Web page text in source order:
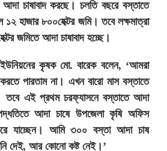
চাষাবাদ করছে। চলতি বছরে বস্তাতে
১২ হাজার ৮০০হেক্টর জমি। তবে লক্ষমাত্রা
জমিতে আদা চাষাবাদ হচ্ছে।
কৃষক মো. বারেক বলেন, ‘আমরা
পারতাম না। এখন বারো মাস বস্তাতে
তবে এই প্রথম চরফ্যাসনে বস্তাতে আদা
আদা চাষে উপজেলা কৃষি অফিস
করে যাচ্ছেন। আমি ৩০০ বস্তা আদা চাষ
দেই, আর কোনো কষ্ট নেই।’